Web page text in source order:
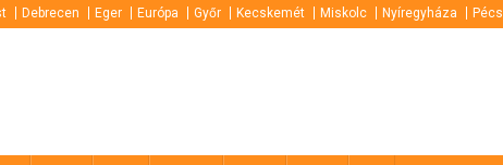
Debrecen Eger Európa Győr Kecskemét Miskolc Nyíregyháza Pécs